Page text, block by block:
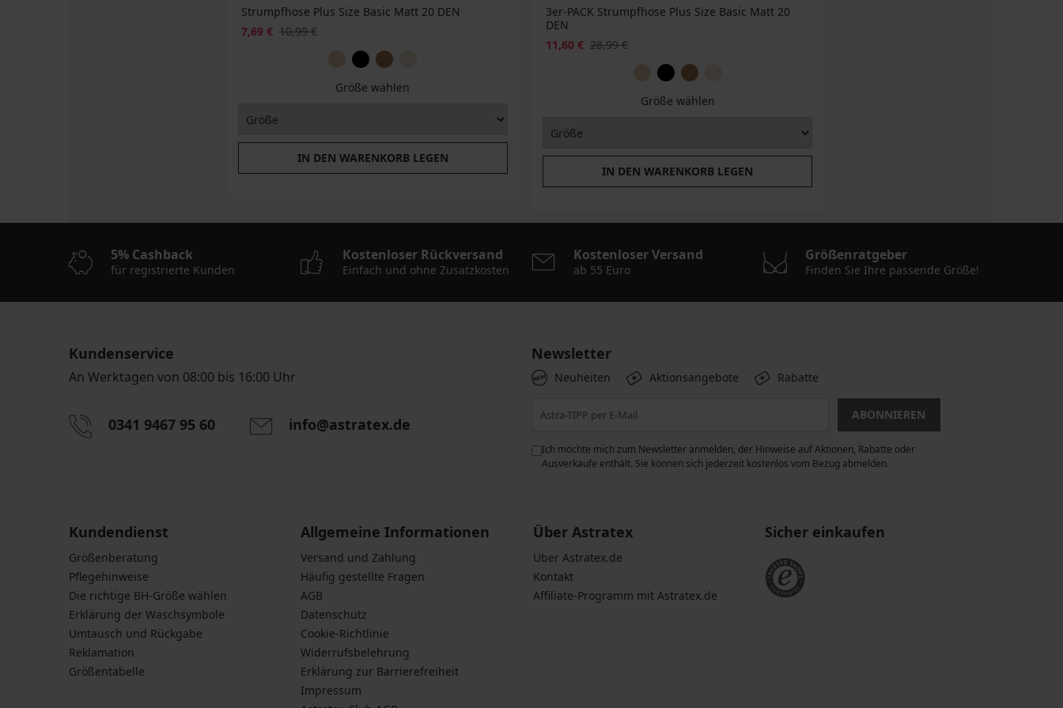
Strumpfhose Plus Size Basic Matt 20 DEN
7,69 € 10,99 €
Größe wählen
IN DEN WARENKORB LEGEN
3er-PACK Strumpfhose Plus Size Basic Matt 20
DEN
11,60 € 28,99 €
Größe wählen
IN DEN WARENKORB LEGEN
5% Cashback
für registrierte Kunden
Kostenloser Rückversand
Einfach und ohne Zusatzkosten
Kostenloser Versand
ab 55 Euro
Größenratgeber
Finden Sie Ihre passende Größe!
Kundenservice
An Werktagen von 08:00 bis 16:00 Uhr
0341 9467 95 60 info@astratex.de
Newsletter
Neuheiten Aktionsangebote Rabatte
ABONNIEREN
Ich möchte mich zum Newsletter anmelden, der Hinweise auf Aktionen, Rabatte oder
Ausverkäufe enthält. Sie können sich jederzeit kostenlos vom Bezug abmelden.
Kundendienst
Größenberatung
Pflegehinweise
Die richtige BH-Größe wählen
Erklärung der Waschsymbole
Umtausch und Rückgabe
Reklamation
Größentabelle
Allgemeine Informationen
Versand und Zahlung
Häufig gestellte Fragen
AGB
Datenschutz
Cookie-Richtlinie
Widerrufsbelehrung
Erklärung zur Barrierefreiheit
Impressum
Über Astratex
Über Astratex.de
Kontakt
Affiliate-Programm mit Astratex.de
Sicher einkaufen